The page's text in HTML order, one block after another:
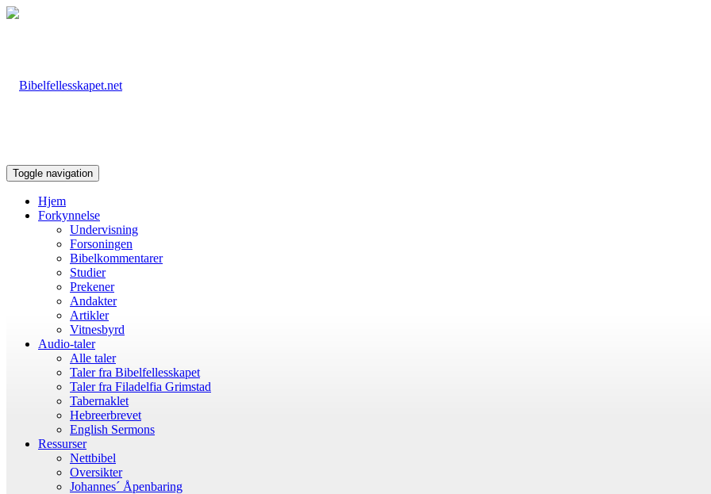
Toggle navigation
Hjem
Forkynnelse
Undervisning
Forsoningen
Bibelkommentarer
Studier
Prekener
Andakter
Artikler
Vitnesbyrd
Audio-taler
Alle taler
Taler fra Bibelfellesskapet
Taler fra Filadelfia Grimstad
Tabernaklet
Hebreerbrevet
English Sermons
Ressurser
Nettbibel
Oversikter
Johannes´ Åpenbaring